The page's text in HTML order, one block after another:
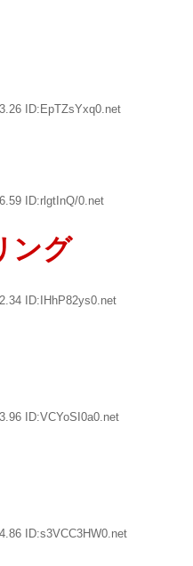
ID:EpTZsYxq0.net
ID:rlgtInQ/0.net
ング
ID:IHhP82ys0.net
ID:VCYoSI0a0.net
ID:s3VCC3HW0.net